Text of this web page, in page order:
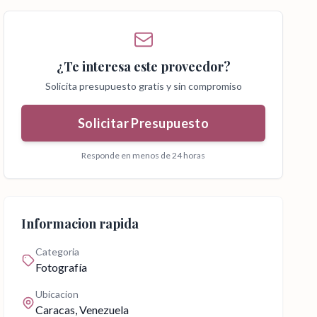
¿Te interesa este proveedor?
Solicita presupuesto gratis y sin compromiso
Solicitar Presupuesto
Responde en menos de 24 horas
Informacion rapida
Categoria
Fotografía
Ubicacion
Caracas, Venezuela